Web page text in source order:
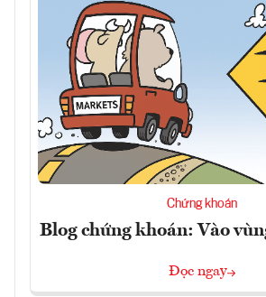
Chứng khoán
Blog chứng khoán: Vào
Đọc ngay